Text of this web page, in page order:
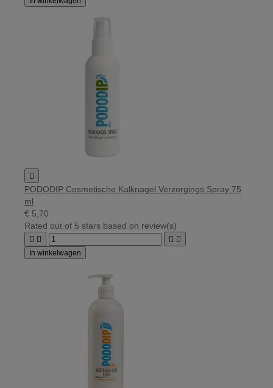

PODODIP Cosmetische Kalknagel Verzorgings Spray 75
ml
€ 5,70
Rated out of 5 stars based on review(s)
   
In winkelwagen